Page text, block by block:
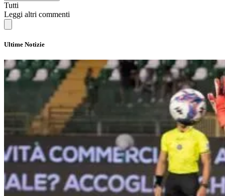
Tutti
Leggi altri commenti
Ultime Notizie